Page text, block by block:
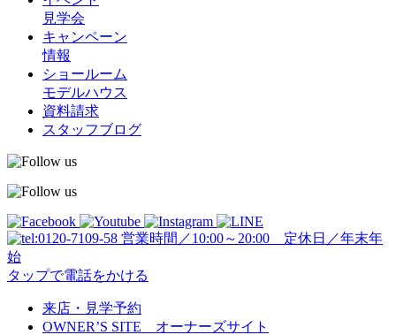
見学会
キャンペーン
情報
ショールーム
モデルハウス
資料請求
スタッフブログ
営業時間／10:00～20:00 定休日／年末年
始
タップで電話をかける
来店・見学予約
OWNER’S SITE オーナーズサイト